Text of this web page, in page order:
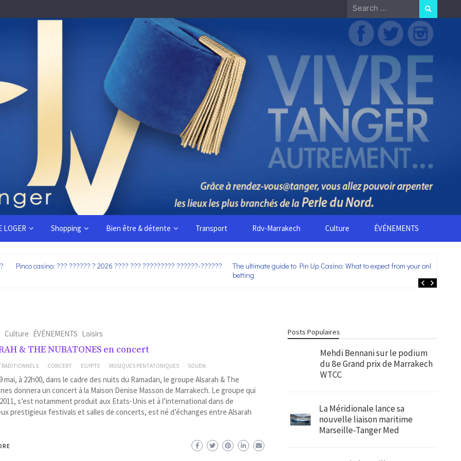
Search
for:
LOGER Shopping Bien être & détente Transport Rdv-Marrakech Culture ÉVÉNEMENTS
Pinco casino: ??? ?????? ? 2026 ???? ??? ????????? ??????-??????
The ultimate guide to Pin Up Casino: What to expect from your online
betting
Culture ÉVÉNEMENTS Loisirs
& THE NUBATONES en concert
CONCERT EGYPTE MUSIQUES PENTATONIQUES SOUDN
mai, à 22h00, dans le cadre des nuits du Ramadan, le groupe Alsarah & The
donnera un concert à la Maison Denise Masson de Marrakech. Le groupe qui
s’est notamment produit aux Etats-Unis et à l’international dans de
prestigieux festivals et salles de concerts, est né d’échanges entre Alsarah
Posts Populaires
Mehdi Bennani sur le podium
du 8e Grand prix de Marrakech
WTCC
La Méridionale lance sa
nouvelle liaison maritime
Marseille-Tanger Med